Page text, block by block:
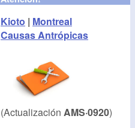
Kioto | Montreal
Causas Antrópicas
(Actualización AMS·0920)